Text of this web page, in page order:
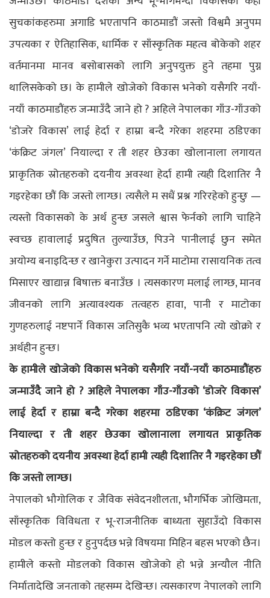
सुचकांकहरुमा अगाडि भएतापनि काठमाडौं जस्तो विश्वमै अनुपम
उपत्यका र ऐतिहासिक, धार्मिक र साँस्कृतिक महत्व बोकेको शहर
वर्तमानमा मानव बसोबासको लागि अनुपयुक्त हुने तहमा पुग्न
थालिसकेको छ। के हामीले खोजेको विकास भनेको यसैगरि नयाँ-
नयाँ काठमाडौंहरु जन्माउँदै जाने हो ? अहिले नेपालका गाँउ-गाँउको
‘डोजरे विकास’ लाई हेर्दा र हाम्रा बन्दै गरेका शहरमा ठडिएका
‘कंक्रिट जंगल’ नियाल्दा र ती शहर छेउका खोलानाला लगायत
प्राकृतिक स्रोतहरुको दयनीय अवस्था हेर्दा हामी त्यही दिशातिर नै
गइरहेका छौं कि जस्तो लाग्छ। त्यसैले म सधैं प्रश्न गरिरहेको हुन्छु —
त्यस्तो विकासको के अर्थ हुन्छ जसले श्वास फेर्नको लागि चाहिने
स्वच्छ हावालाई प्रदुषित तुल्याउँछ, पिउने पानीलाई छुन समेत
अयोग्य बनाइदिन्छ र खानेकुरा उत्पादन गर्ने माटोमा रासायनिक तत्व
मिसाएर खाद्यान्न बिषाक्त बनाउँछ । त्यसकारण मलाई लाग्छ, मानव
जीवनको लागि अत्यावश्यक तत्वहरु हावा, पानी र माटोका
गुणहरुलाई नष्टपार्ने विकास जतिसुकै भव्य भएतापनि त्यो खोक्रो र
अर्थहीन हुन्छ।
के हामीले खोजेको विकास भनेको यसैगरि नयाँ-नयाँ काठमाडौंहरु
जन्माउँदै जाने हो ? अहिले नेपालका गाँउ-गाँउको ‘डोजरे विकास’
लाई हेर्दा र हाम्रा बन्दै गरेका शहरमा ठडिएका ‘कंक्रिट जंगल’
नियाल्दा र ती शहर छेउका खोलानाला लगायत प्राकृतिक
स्रोतहरुको दयनीय अवस्था हेर्दा हामी त्यही दिशातिर नै गइरहेका छौं
कि जस्तो लाग्छ।
नेपालको भौगोलिक र जैविक संवेदनशीलता, भौगर्भिक जोखिमता,
साँस्कृतिक विविधता र भू-राजनीतिक बाध्यता सुहाउँदो विकास
मोडल कस्तो हुन्छ र हुनुपर्दछ भन्ने विषयमा मिहिन बहस भएको छैन।
हामीले कस्तो मोडलको विकास खोजेको हो भन्ने अन्यौल नीति
निर्मातादेखि जनताको तहसम्म देखिन्छ। त्यसकारण नेपालको लागि